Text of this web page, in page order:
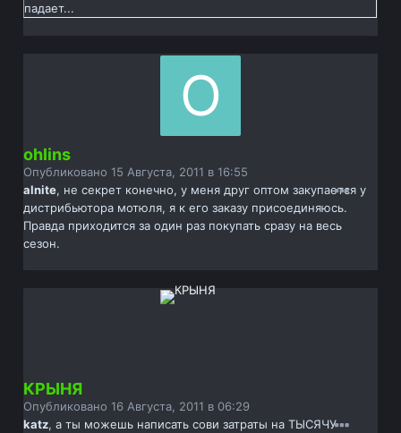
падает...
ohlins
Опубликовано15 Августа, 2011 в 16:55
alnite, не секрет конечно, у меня друг оптом закупается у
дистрибьютора мотюля, я к его заказу присоединяюсь.
Правда приходится за один раз покупать сразу на весь
сезон.
КРЫНЯ
Опубликовано16 Августа, 2011 в 06:29
katz, а ты можешь написать сови затраты на ТЫСЯЧУ